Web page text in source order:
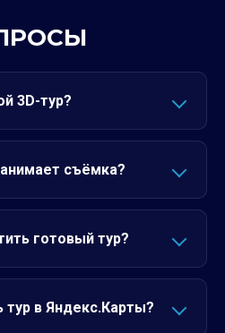
3D-тур?
съёмка?
готовый тур?
в Яндекс.Карты?